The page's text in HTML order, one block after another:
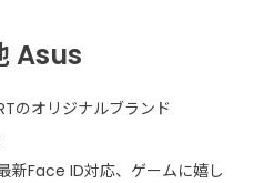
Asus
のオリジナルブランド
新Face ID対応、ゲームに嬉し